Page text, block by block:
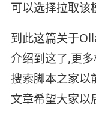
可以选择拉取该
到此这篇关于
介绍到这了,更
搜索脚本之家以
文章希望大家以